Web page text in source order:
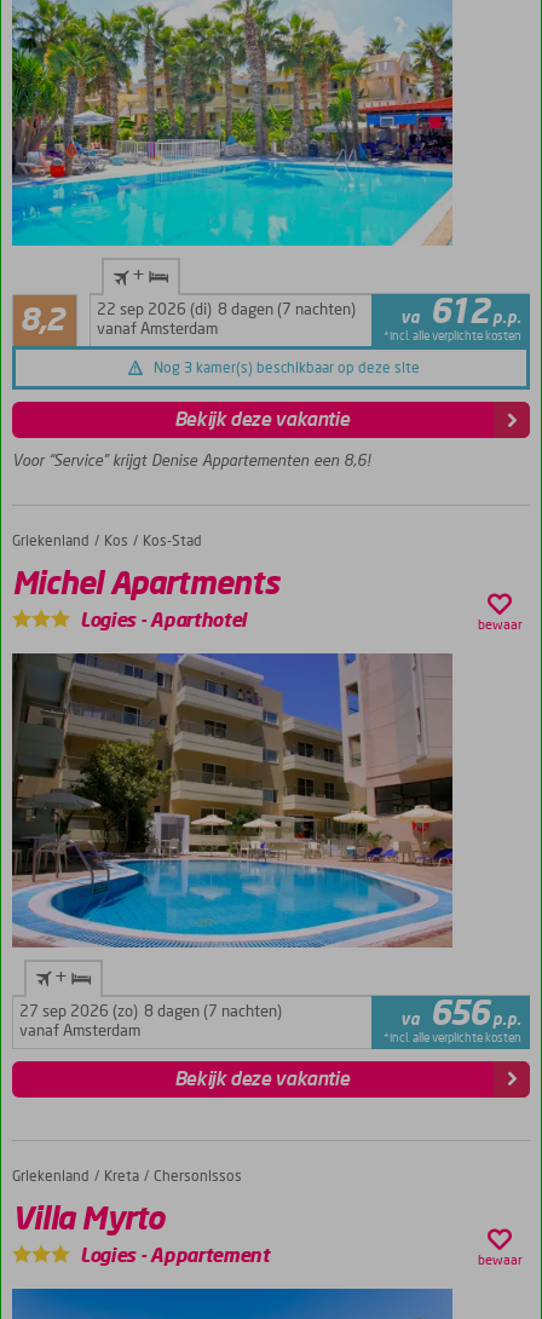
m.
van
het
Gezellige
lekkere
8,2
Zeer goed
222
+
22 sep 2026 (di) 8 dagen (7 nachten)
vanaf Amsterdam
va 612 p.p.
*incl. alle verplichte kosten
Nog 3 kamer(s) beschikbaar op deze site
Voor “Service” krijgt Denise Appartementen een 8,6!
Bekijk deze vakantie
Home
Griekenland Kos Kos-Stad
Michel Apartments
Michel Apartments
Logies -Aparthotel bewaar
+
27 sep 2026 (zo) 8 dagen (7 nachten)
vanaf Amsterdam
va 656 p.p.
*incl. alle verplichte kosten
Bekijk deze vakantie
Home
Griekenland Kreta Chersonissos
Villa Myrto
Villa Myrto
Logies -Appartement bewaar